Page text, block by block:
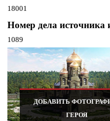
18001
Номер дела
1089
ДОБАВИТЬ
ГЕРОЯ